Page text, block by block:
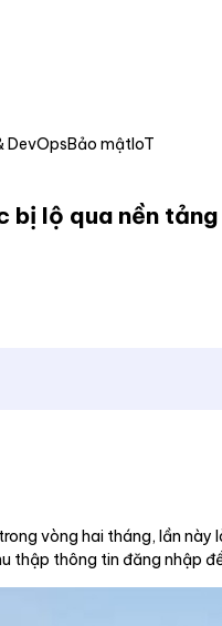
DevOpsBảo mậtIoT
bị lộ qua nền
vòng hai tháng, lần
thập thông tin đăng nhập